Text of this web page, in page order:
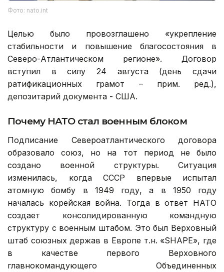
Фото: nato.int
Целью было провозглашено «укрепление
стабильности и повышение благосостояния в
Северо-Атлантическом регионе». Договор
вступил в силу 24 августа (день сдачи
ратификационных грамот – прим. ред.),
депозитарий документа - США.
Почему НАТО стал военным блоком
Подписание Североатлантического договора
образовало союз, но на тот период не было
создано военной структуры. Ситуация
изменилась, когда СССР впервые испытал
атомную бомбу в 1949 году, а в 1950 году
началась корейская война. Тогда в ответ НАТО
создает консолидированную командную
структуру с военным штабом. Это был Верховный
штаб союзных держав в Европе т.н. «SHAPE», где
в качестве первого Верховного
главнокомандующего Объединенных